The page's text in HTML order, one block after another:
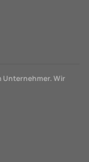
Unternehmer. Wir